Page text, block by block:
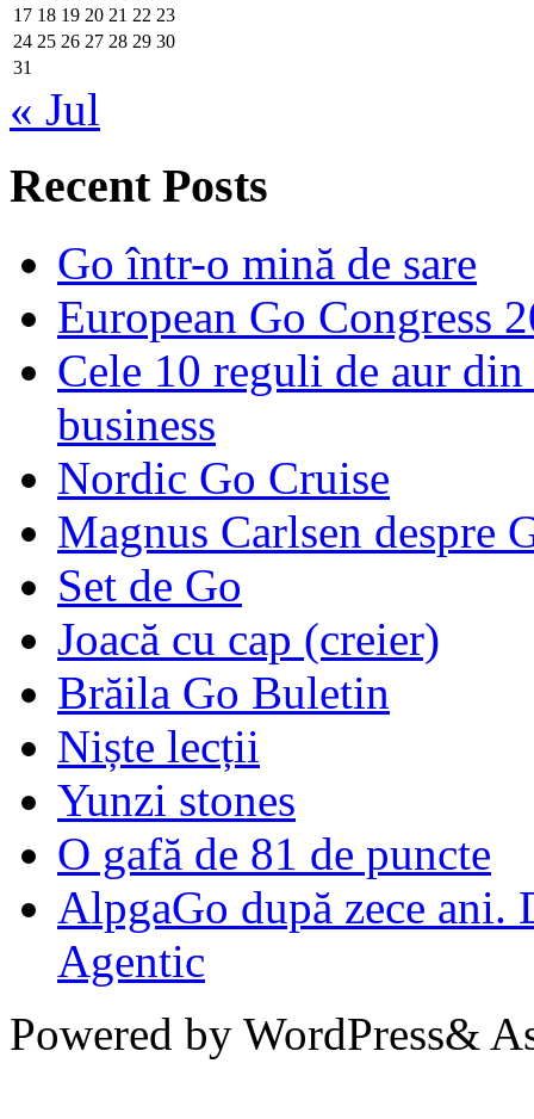
17 18 19 20 21 22 23
24 25 26 27 28 29 30
31
« Jul
Recent Posts
Go într-o mină de sare
European Go Congress
Cele 10 reguli de aur
business
Nordic Go Cruise
Magnus Carlsen despre
Set de Go
Joacă cu cap (creier)
Brăila Go Buletin
Niște lecții
Yunzi stones
O gafă de 81 de puncte
AlpgaGo după zece ani.
Agentic
Powered by WordPress&